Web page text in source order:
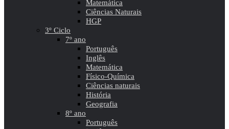
Matemática
Ciências Naturais
HGP
3º Ciclo
7º ano
Português
Inglês
Matemática
Físico-Química
Ciências naturais
História
Geografia
8º ano
Português